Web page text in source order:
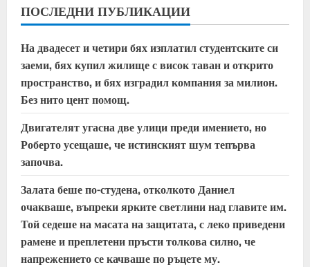
u
e
R
e
a
d
i
n
g
ПОСЛЕДНИ ПУБЛИКАЦИИ
На двадесет и четири бях изплатил студентските си
заеми, бях купил жилище с висок таван и открито
пространство, и бях изградил компания за милион.
Без нито цент помощ.
Двигателят угасна две улици преди имението, но
Роберто усещаше, че истинският шум тепърва
започва.
Залата беше по-студена, отколкото Даниел
очакваше, въпреки ярките светлини над главите им.
Той седеше на масата на защитата, с леко приведени
рамене и преплетени пръсти толкова силно, че
напрежението се качваше по ръцете му.